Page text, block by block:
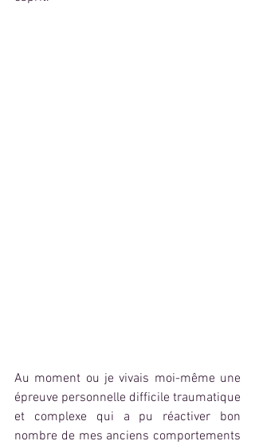
Au moment ou je vivais moi-même une
épreuve personnelle difficile traumatique
et complexe qui a pu réactiver bon
nombre de mes anciens comportements